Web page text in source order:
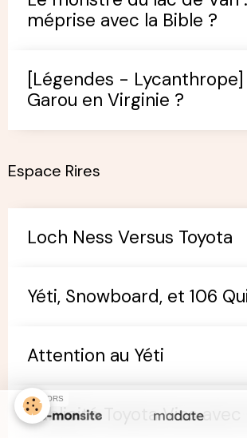
méprise avec la Bible ?
[Légendes - Lycanthrope]
Garou en Virginie ?
Espace Rires
Loch Ness Versus Toyota
Yéti, Snowboard, et 106
Attention au Yéti
Publicité Toyota Vios
SPONSORS